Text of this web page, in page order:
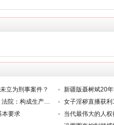
立为刑事案件？
新疆版聂树斌20
“减肥咖啡”违禁大量添加西布曲明 法院：构成生产、销售有毒、有害食品罪 属于其他特别严重情节
女子淫秽直播获
本要求
当代最伟大的人